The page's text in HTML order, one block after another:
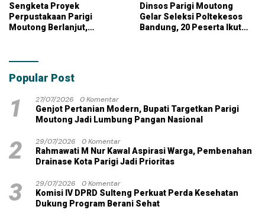
Sengketa Proyek
Perpustakaan Parigi
Moutong Berlanjut,
dengan Dana Pribadi
Dinsos Parigi Moutong
Gelar Seleksi Poltekesos
Bandung, 20 Peserta Ikut
Popular Post
1 27/07/2026
0 Komentar
Genjot Pertanian Modern, Bupati Targetkan Parigi
Moutong Jadi Lumbung Pangan Nasional
2 29/07/2026
0 Komentar
Rahmawati M Nur Kawal Aspirasi Warga, Pembenahan
Drainase Kota Parigi Jadi Prioritas
3 29/07/2026
0 Komentar
Komisi IV DPRD Sulteng Perkuat Perda Kesehatan
Dukung Program Berani Sehat